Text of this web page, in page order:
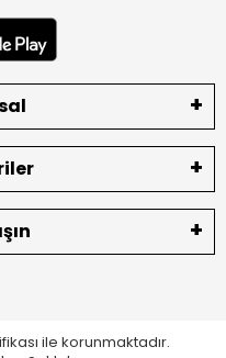
ile korunmaktadır.